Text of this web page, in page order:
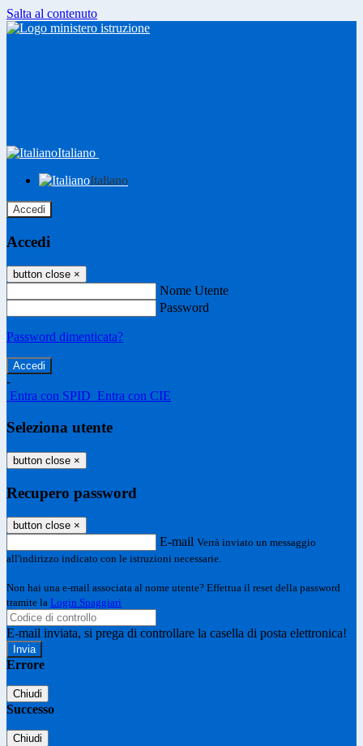
Salta al contenuto
Italiano
Italiano
Accedi
Accedi
button close ×
Nome Utente
Password
Password dimenticata?
-
Entra con SPID Entra con CIE
Seleziona utente
button close ×
Recupero password
button close ×
E-mail Verrà inviato un messaggio
all'indirizzo indicato con le istruzioni necessarie.
Non hai una e-mail associata al nome utente? Effettua il reset della password
tramite la Login Spaggiari
E-mail inviata, si prega di controllare la casella di posta elettronica!
Errore
Chiudi
Successo
Chiudi